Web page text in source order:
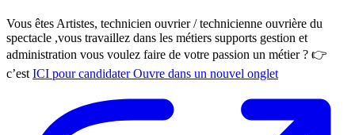
Vous êtes Artistes, technicien ouvrier / technicienne ouvrière du
spectacle ,vous travaillez dans les métiers supports gestion et
administration vous voulez faire de votre passion un métier ? 👉
c’est ICI pour candidaterOuvre dans un nouvel onglet